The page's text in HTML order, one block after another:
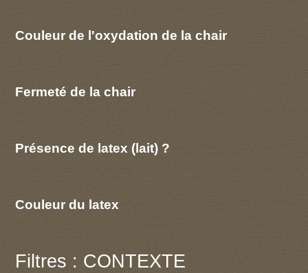
Couleur de l'oxydation de la chair
Fermeté de la chair
Présence de latex (lait) ?
Couleur du latex
Filtres : CONTEXTE